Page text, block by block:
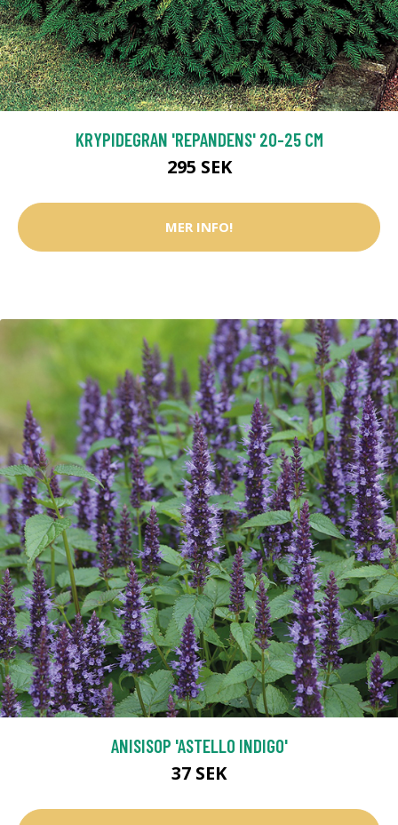
KRYPIDEGRAN 'REPANDENS' 20-25 CM
295 SEK
MER INFO!
ANISISOP 'ASTELLO INDIGO'
37 SEK